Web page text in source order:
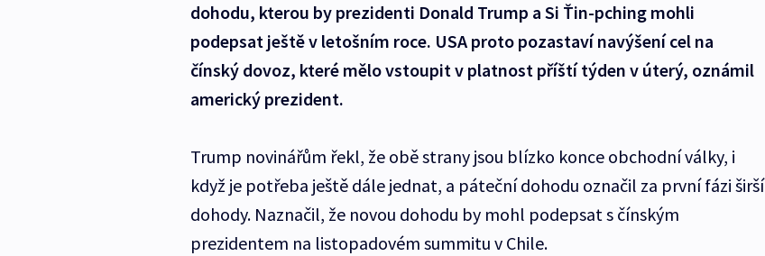
dohodu, kterou by prezidenti Donald Trump a Si Ťin-pching mohli
podepsat ještě v letošním roce. USA proto pozastaví navýšení cel na
čínský dovoz, které mělo vstoupit v platnost příští týden v úterý, oznámil
americký prezident.
Trump novinářům řekl, že obě strany jsou blízko konce obchodní války, i
když je potřeba ještě dále jednat, a páteční dohodu označil za první fázi širší
dohody. Naznačil, že novou dohodu by mohl podepsat s čínským
prezidentem na listopadovém summitu v Chile.